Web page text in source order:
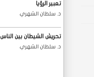
تعبير الرؤيا
د. سلطان الشهري
تحريش الشيطان بين الناس
د. سلطان الشهري